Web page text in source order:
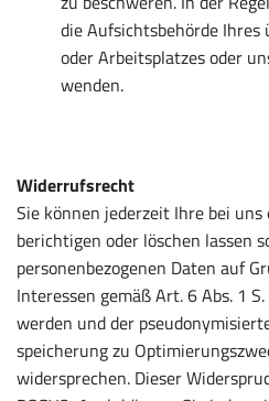
die Aufsichtsbehörde
oder Arbeitsplatzes oder
wenden.
Widerrufsrecht
Sie können jederzeit Ihre bei
berichtigen oder löschen lassen
personenbezogenen Daten auf
Interessen gemäß Art. 6 Abs. 1
werden und der
speicherung zu
widersprechen. Dieser